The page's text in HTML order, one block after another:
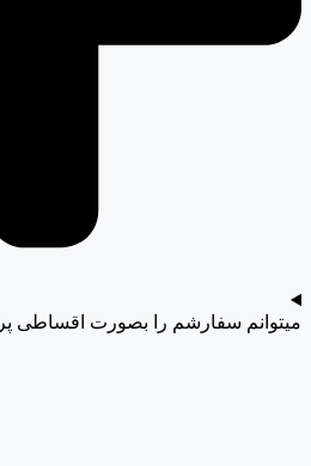
میتوانم سفارشم را بصورت اقساطی